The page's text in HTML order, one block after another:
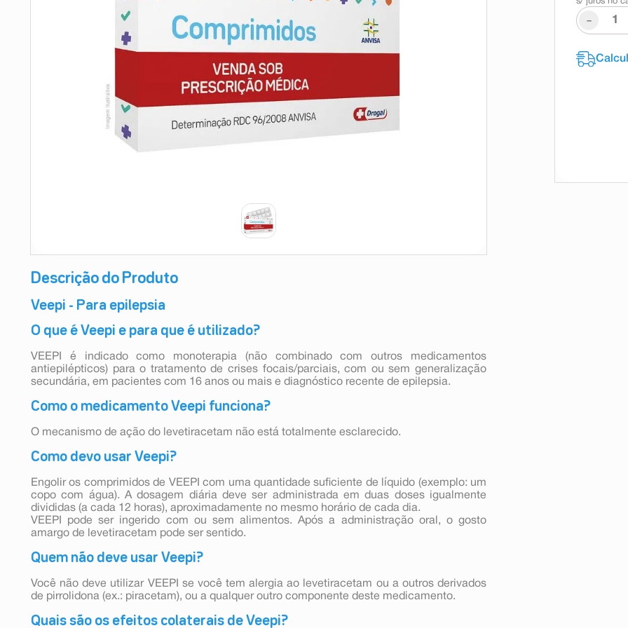
Descrição do Produto
Veepi - Para epilepsia
O que é Veepi e para que é utilizado?
VEEPI é indicado como monoterapia (não combinado com outros medicamentos
antiepilépticos) para o tratamento de crises focais/parciais, com ou sem generalização
secundária, em pacientes com 16 anos ou mais e diagnóstico recente de epilepsia.
Como o medicamento Veepi funciona?
O mecanismo de ação do levetiracetam não está totalmente esclarecido.
Como devo usar Veepi?
Engolir os comprimidos de VEEPI com uma quantidade suficiente de líquido (exemplo: um
copo com água). A dosagem diária deve ser administrada em duas doses igualmente
divididas (a cada 12 horas), aproximadamente no mesmo horário de cada dia.
VEEPI pode ser ingerido com ou sem alimentos. Após a administração oral, o gosto
amargo de levetiracetam pode ser sentido.
Quem não deve usar Veepi?
Você não deve utilizar VEEPI se você tem alergia ao levetiracetam ou a outros derivados
de pirrolidona (ex.: piracetam), ou a qualquer outro componente deste medicamento.
Quais são os efeitos colaterais de Veepi?
-
10ºabsorvente